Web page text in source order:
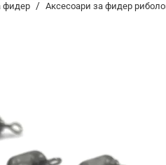
фидер Аксесоари за фидер